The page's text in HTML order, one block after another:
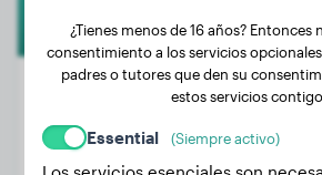
Peso:
¿Tienes menos de 16 años? Entonces
consentimiento a los servicios
padres o tutores que den su
estos servicios
Essential (Siempre activo)